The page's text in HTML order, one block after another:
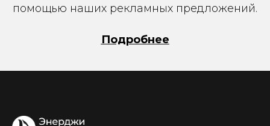
помощью наших рекламных предложений.
Подробнее